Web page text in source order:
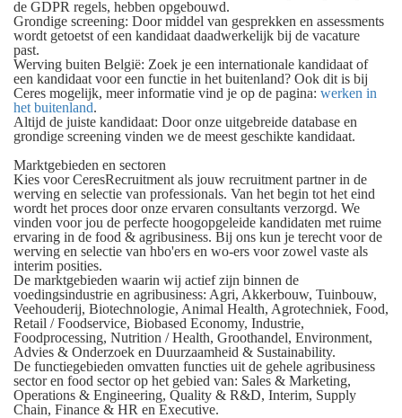
de GDPR regels, hebben opgebouwd.
Grondige screening: Door middel van gesprekken en assessments
wordt getoetst of een kandidaat daadwerkelijk bij de vacature
past.
Werving buiten België: Zoek je een internationale kandidaat of
een kandidaat voor een functie in het buitenland? Ook dit is bij
Ceres mogelijk, meer informatie vind je op de pagina: werken in
het buitenland.
Altijd de juiste kandidaat: Door onze uitgebreide database en
grondige screening vinden we de meest geschikte kandidaat.
Marktgebieden en sectoren
Kies voor CeresRecruitment als jouw recruitment partner in de
werving en selectie van professionals. Van het begin tot het eind
wordt het proces door onze ervaren consultants verzorgd. We
vinden voor jou de perfecte hoogopgeleide kandidaten met ruime
ervaring in de food & agribusiness. Bij ons kun je terecht voor de
werving en selectie van hbo'ers en wo-ers voor zowel vaste als
interim posities.
De marktgebieden waarin wij actief zijn binnen de
voedingsindustrie en agribusiness: Agri, Akkerbouw, Tuinbouw,
Veehouderij, Biotechnologie, Animal Health, Agrotechniek, Food,
Retail / Foodservice, Biobased Economy, Industrie,
Foodprocessing, Nutrition / Health, Groothandel, Environment,
Advies & Onderzoek en Duurzaamheid & Sustainability.
De functiegebieden omvatten functies uit de gehele agribusiness
sector en food sector op het gebied van: Sales & Marketing,
Operations & Engineering, Quality & R&D, Interim, Supply
Chain, Finance & HR en Executive.